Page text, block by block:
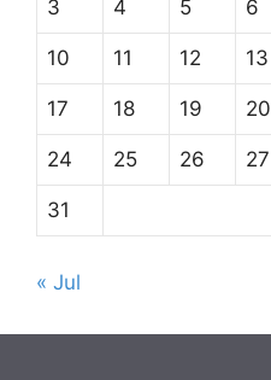
3 4 5 6
10 11 12 13
17 18 19 20
24 25 26 27
31
« Jul